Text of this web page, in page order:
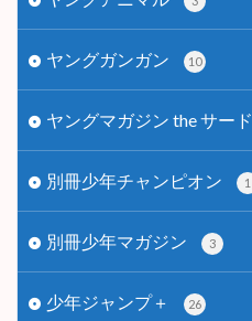
ヤングガンガン 10
ヤングマガジン the サード
別冊少年チャンピオン 1
別冊少年マガジン 3
少年ジャンプ＋ 26